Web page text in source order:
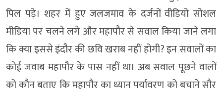
पिल पड़े। शहर में हुए जलजमाव के दर्जनों वीडियो सोशल
मीडिया पर चलने लगे और महापौर से सवाल किया जाने लगा
कि क्या इससे इंदौर की छवि खराब नहीं होगी? इन सवालों का
कोई जवाब महापौर के पास नहीं था। अब सवाल पूछने वालों
को कौन बताए कि महापौर का ध्यान पर्यावरण को बचाने सौर